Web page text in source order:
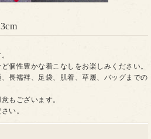
個性豊かな着こなしをお楽しみください。
長襦袢、足袋、肌着、草履、バッグまでの
もございます。
い。